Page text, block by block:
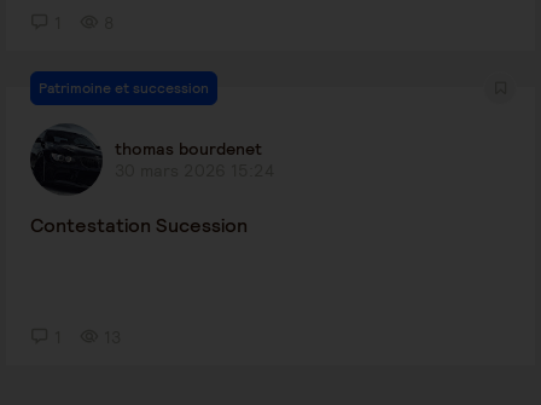
Patrimoine et succession
thomas bourdenet
Contestation Sucession